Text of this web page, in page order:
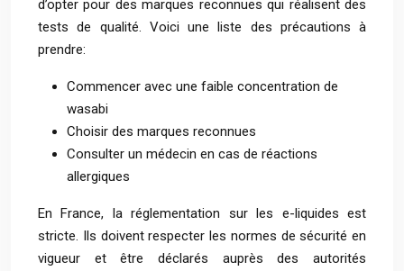
d’opter pour des marques reconnues qui réalisent des
tests de qualité. Voici une liste des précautions à
prendre:
Commencer avec une faible concentration de
wasabi
Choisir des marques reconnues
Consulter un médecin en cas de réactions
allergiques
En France, la réglementation sur les e-liquides est
stricte. Ils doivent respecter les normes de sécurité en
vigueur et être déclarés auprès des autorités